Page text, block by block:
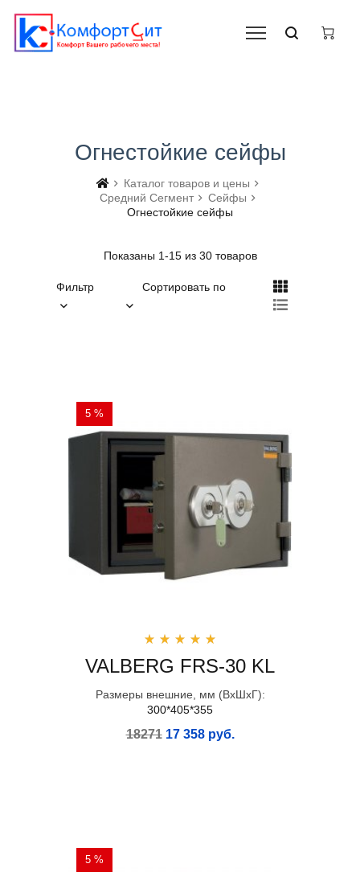
Огнестойкие сейфы
Каталог товаров и цены
Средний Сегмент
Сейфы
Огнестойкие сейфы
Показаны 1-15 из 30 товаров
Фильтр Сортировать по
5 %
VALBERG FRS-30 KL
Размеры внешние, мм (ВхШхГ):
300*405*355
18271 17 358 руб.
5 %